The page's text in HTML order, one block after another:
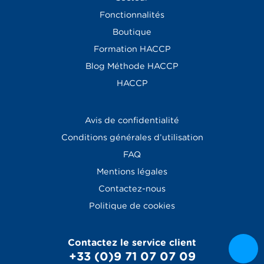
Fonctionnalités
Boutique
Formation HACCP
Blog Méthode HACCP
HACCP
Avis de confidentialité
Conditions générales d’utilisation
FAQ
Mentions légales
Contactez-nous
Politique de cookies
Contactez le service client
+33 (0)9 71 07 07 09